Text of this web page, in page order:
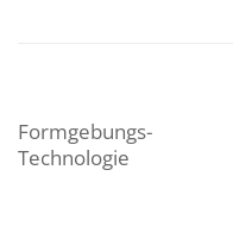
Formgebungs-
Technologie